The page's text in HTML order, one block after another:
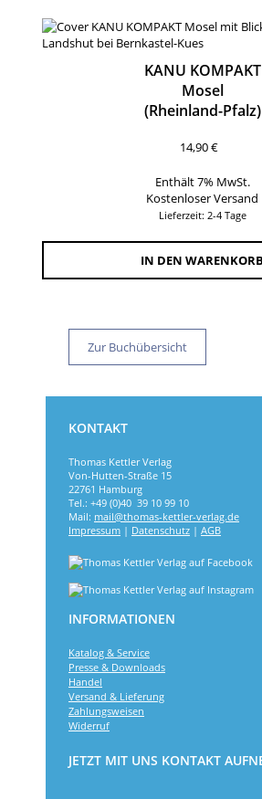
KANU KOMPAKT
Mosel
(Rheinland-Pfalz)
14,90€
Enthält 7% MwSt.
Kostenloser Versand
Lieferzeit: 2-4 Tage
IN DEN WARENKORB
Zur Buchübersicht
KONTAKT
Thomas Kettler Verlag
Von-Hutten-Straße 15
22761 Hamburg
Tel.: +49 (0)40 39 10 99 10
Mail: mail@thomas-kettler-verlag.de
Impressum | Datenschutz | AGB
INFORMATIONEN
Katalog & Service
Presse & Downloads
Handel
Versand & Lieferung
Zahlungsweisen
Widerruf
JETZT MIT UNS KONTAKT